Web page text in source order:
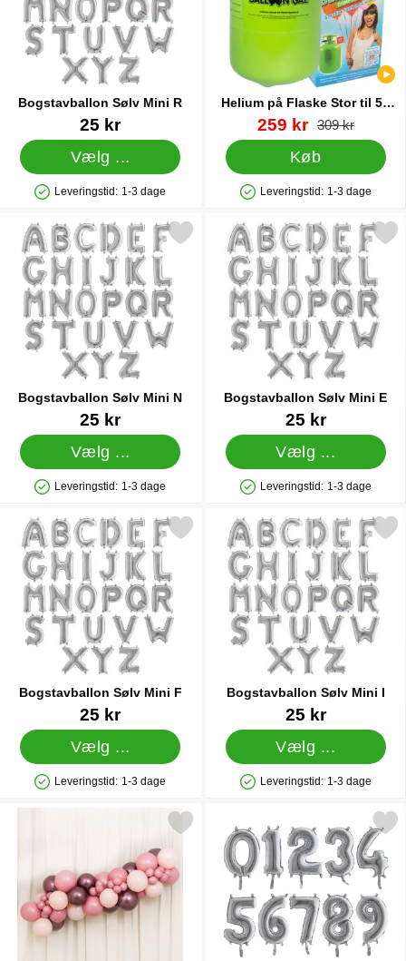
Bogstavballon Sølv Mini R
Varenr 1139125 kr
Vælg ...
Produkttilgængelighed: På lager
Leveringstid: 1-3 dage
Helium på Flaske Stor til 50
Balloner (20-25 cm)
Varenr 13480
pris
259 kr pris
309 kr
Køb
Produkttilgængelighed: På lager
Leveringstid: 1-3 dage
Bogstavballon Sølv Mini N
Varenr 1138725 kr
Vælg ...
Produkttilgængelighed: På lager
Leveringstid: 1-3 dage
Markér bogstavballon Sølv Mini N som favorit
Bogstavballon Sølv Mini E
Varenr 1137825 kr
Vælg ...
Produkttilgængelighed: På lager
Leveringstid: 1-3 dage
Markér bogstavballon
Bogstavballon Sølv Mini F
Varenr 1137925 kr
Vælg ...
Produkttilgængelighed: På lager
Leveringstid: 1-3 dage
Markér bogstavballon Sølv Mini F som favorit
Bogstavballon Sølv Mini I
Varenr 1138225 kr
Vælg ...
Produkttilgængelighed: På lager
Leveringstid: 1-3 dage
Markér bogstavballon
Markér ballon Guirlande Kit Rosewood som favorit
Markér talballon Fem